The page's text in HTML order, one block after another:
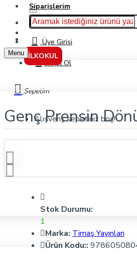
Siparişlerim
Hakkımızda
İletişimÜye Girişi
Kayıt Ol
Sepetim
Alışveriş sepetiniz boş!
İLKOKUL
Menu
Genç Prensin Dönüşü - A.G. Roemmers - Timaş
Genç Prensin
Stok Durumu:
1
Marka: Timaş Yayınları
Ürün Kodu::